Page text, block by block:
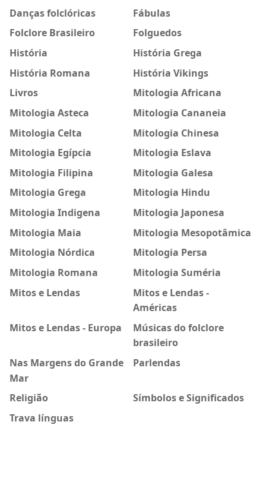
Danças folclóricas
Fábulas
Folclore Brasileiro
Folguedos
História
História Grega
História Romana
História Vikings
Livros
Mitologia Africana
Mitologia Asteca
Mitologia Cananeia
Mitologia Celta
Mitologia Chinesa
Mitologia Egípcia
Mitologia Eslava
Mitologia Filipina
Mitologia Galesa
Mitologia Grega
Mitologia Hindu
Mitologia Indigena
Mitologia Japonesa
Mitologia Maia
Mitologia Mesopotâmica
Mitologia Nórdica
Mitologia Persa
Mitologia Romana
Mitologia Suméria
Mitos e Lendas
Mitos e Lendas -
Américas
Mitos e Lendas - Europa
Músicas do folclore
brasileiro
Nas Margens do Grande
Mar
Parlendas
Religião
Símbolos e Significados
Trava línguas